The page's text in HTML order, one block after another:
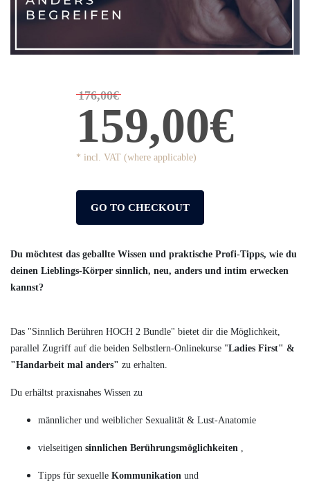
176,00€
159,00€
* incl. VAT (where applicable)
GO TO CHECKOUT
Du möchtest das geballte Wissen und praktische Profi-Tipps, wie du
deinen Lieblings-Körper sinnlich, neu, anders und intim erwecken
kannst?
Das "Sinnlich Berühren HOCH 2 Bundle" bietet dir die Möglichkeit,
parallel Zugriff auf die beiden Selbstlern-Onlinekurse "Ladies First" &
"Handarbeit mal anders" zu erhalten.
Du erhältst praxisnahes Wissen zu
männlicher und weiblicher Sexualität & Lust-Anatomie
vielseitigen sinnlichen Berührungsmöglichkeiten ,
Tipps für sexuelle Kommunikation und